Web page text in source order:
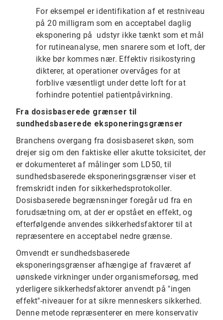
For eksempel er identifikation af et restniveau
på 20 milligram som en acceptabel daglig
eksponering på udstyr ikke tænkt som et mål
for rutineanalyse, men snarere som et loft, der
ikke bør kommes nær. Effektiv risikostyring
dikterer, at operationer overvåges for at
forblive væsentligt under dette loft for at
forhindre potentiel patientpåvirkning.
Fra dosisbaserede grænser til
sundhedsbaserede eksponeringsgrænser
Branchens overgang fra dosisbaseret skøn, som
drejer sig om den faktiske eller akutte toksicitet, der
er dokumenteret af målinger som LD50, til
sundhedsbaserede eksponeringsgrænser viser et
fremskridt inden for sikkerhedsprotokoller.
Dosisbaserede begrænsninger foregår ud fra en
forudsætning om, at der er opstået en effekt, og
efterfølgende anvendes sikkerhedsfaktorer til at
repræsentere en acceptabel nedre grænse.
Omvendt er sundhedsbaserede
eksponeringsgrænser afhængige af fraværet af
uønskede virkninger under organismeforsøg, med
yderligere sikkerhedsfaktorer anvendt på "ingen
effekt"-niveauer for at sikre menneskers sikkerhed.
Denne metode repræsenterer en mere konservativ